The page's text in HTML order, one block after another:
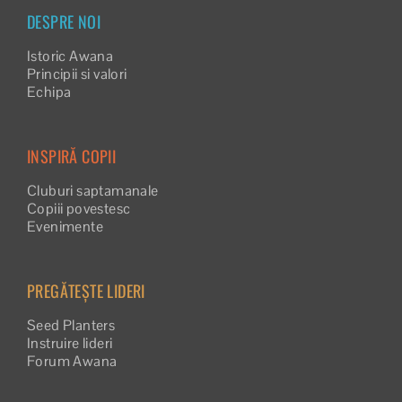
DESPRE NOI
Istoric Awana
Principii si valori
Echipa
INSPIRĂ COPII
Cluburi saptamanale
Copiii povestesc
Evenimente
PREGĂTEȘTE LIDERI
Seed Planters
Instruire lideri
Forum Awana